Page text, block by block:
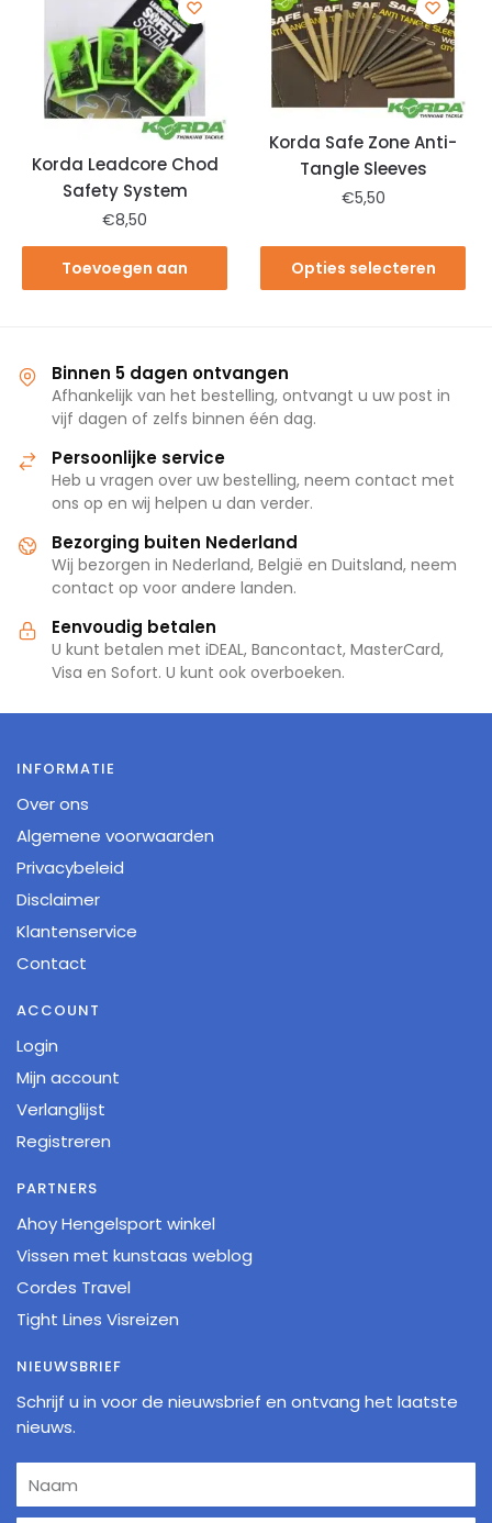
Korda Leadcore Chod
Safety System
€8,50
Toevoegen aan
Korda Safe Zone Anti-
Tangle Sleeves
€5,50
Opties selecteren
Binnen 5 dagen ontvangen
Afhankelijk van het bestelling, ontvangt u uw post in
vijf dagen of zelfs binnen één dag.
Persoonlijke service
Heb u vragen over uw bestelling, neem contact met
ons op en wij helpen u dan verder.
Bezorging buiten Nederland
Wij bezorgen in Nederland, België en Duitsland, neem
contact op voor andere landen.
Eenvoudig betalen
U kunt betalen met iDEAL, Bancontact, MasterCard,
Visa en Sofort. U kunt ook overboeken.
INFORMATIE
Over ons
Algemene voorwaarden
Privacybeleid
Disclaimer
Klantenservice
Contact
ACCOUNT
Login
Mijn account
Verlanglijst
Registreren
PARTNERS
Ahoy Hengelsport winkel
Vissen met kunstaas weblog
Cordes Travel
Tight Lines Visreizen
NIEUWSBRIEF
Schrijf u in voor de nieuwsbrief en ontvang het laatste
nieuws.